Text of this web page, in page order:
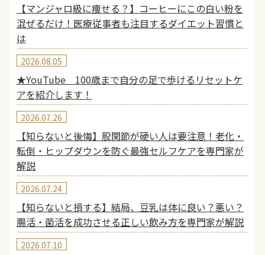
【マンジャロ級に痩せる？】コーヒーにこの白い粉を
混ぜるだけ！医療従事者も注目するダイエット習慣と
は
★YouTube 100歳まで自分の足で歩けるリセットケ
アを紹介します！
2026.08.05
【知らないと後悔】股関節が硬い人は要注意！老化・
転倒・ヒップダウンを防ぐ最強セルフケアを専門家が
解説
2026.07.26
【知らないと損する】結局、豆乳は体に良い？悪い？
腸活・菌活を成功させる正しい飲み方を専門家が解説
2026.07.24
2026.07.10